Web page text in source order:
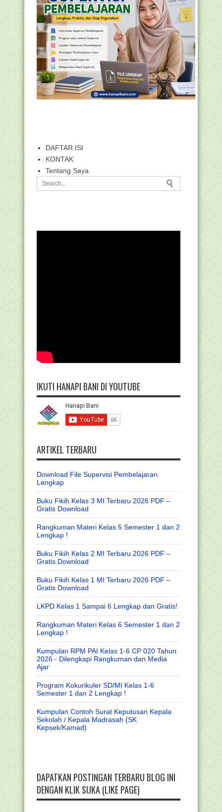
DAFTAR ISI
KONTAK
Tentang Saya
IKUTI HANAPI BANI DI YOUTUBE
ARTIKEL TERBARU
Download File Supervisi Pembelajaran
Lengkap
Buku Fikih Kelas 3 MI Terbaru 2026 PDF –
Gratis Download
Rangkuman Materi Kelas 5 Semester 1 dan 2
Lengkap !
Buku Fikih Kelas 2 MI Terbaru 2026 PDF –
Gratis Download
Buku Fikih Kelas 1 MI Terbaru 2026 PDF –
Gratis Download
LKPD Kelas 1 Sampai 6 Lengkap dan Gratis!
Rangkuman Materi Kelas 6 Semester 1 dan 2
Lengkap !
Kumpulan RPM PAI Kelas 1-6 CP 020 Tahun
2026 - Dilengkapi Rangkuman dan Media
Ajar
Program Kokurikuler SD/MI Kelas 1-6
Semester 1 dan 2 Lengkap !
Kumpulan Contoh Surat Keputusan Kepala
Sekolah / Kepala Madrasah (SK
Kepsek/Kamad)
DAPATKAN POSTINGAN TERBARU BLOG INI
DENGAN KLIK SUKA (LIKE PAGE)